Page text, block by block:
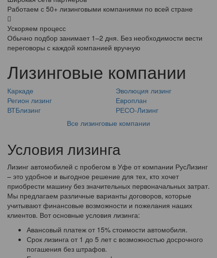
Работаем с 50+ лизинговыми компаниями по всей стране
Ускоряем процесс
Обычно подбор занимает 1–2 дня. Без необходимости вести
переговоры с каждой компанией вручную
Лизинговые компании
Каркаде
Эволюция лизинг
Регион лизинг
Европлан
ВТБлизинг
РЕСО-Лизинг
Все лизинговые компании
Условия лизинга
Лизинг автомобилей с пробегом в Уфе от компании РусЛизинг
– это удобное и выгодное решение для тех, кто хочет
приобрести машину без значительных первоначальных затрат.
Мы предлагаем различные варианты договоров, которые
учитывают финансовые возможности и пожелания наших
клиентов. Вот основные условия лизинга:
Авансовый платеж от 15% стоимости автомобиля.
Срок лизинга от 1 до 5 лет с возможностью досрочного
погашения без штрафов.